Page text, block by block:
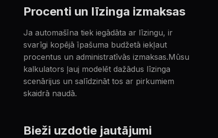
Procenti un līzinga izmaksas
Ja automašīna tiek iegādāta ar līzingu, ir
svarīgi kopējā īpašuma budžetā iekļaut
procentus un administratīvās izmaksas.Mūsu
kalkulators ļauj modelēt dažādus līzinga
scenārijus un salīdzināt tos ar pirkumiem
skaidrā naudā.
Bieži uzdotie jautājumi